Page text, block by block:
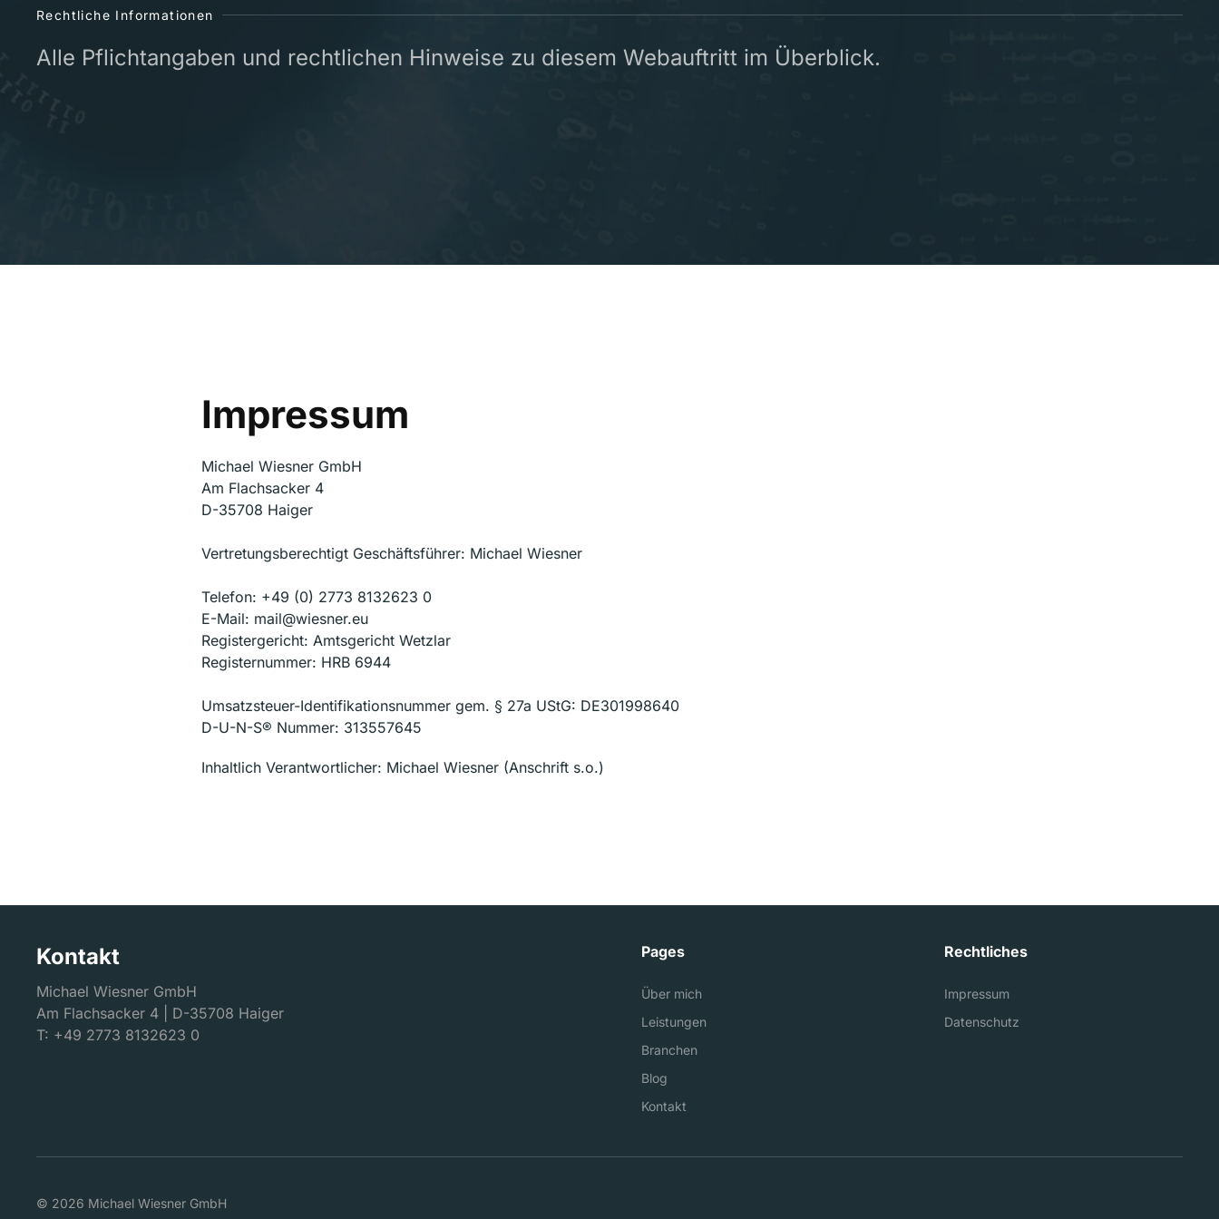
Rechtliche Informationen
Alle Pflichtangaben und rechtlichen Hinweise zu diesem Webauftritt im Überblick.
Impressum
Michael Wiesner GmbH
Am Flachsacker 4
D-35708 Haiger
Vertretungsberechtigt Geschäftsführer: Michael Wiesner
Telefon: +49 (0) 2773 8132623 0
E-Mail: mail@wiesner.eu
Registergericht: Amtsgericht Wetzlar
Registernummer: HRB 6944
Umsatzsteuer-Identifikationsnummer gem. § 27a UStG: DE301998640
D-U-N-S® Nummer: 313557645
Inhaltlich Verantwortlicher: Michael Wiesner (Anschrift s.o.)
Kontakt
Michael Wiesner GmbH
Am Flachsacker 4 | D-35708 Haiger
T: +49 2773 8132623 0
Pages
Über mich
Leistungen
Branchen
Blog
Kontakt
Rechtliches
Impressum
Datenschutz
© 2026 Michael Wiesner GmbH